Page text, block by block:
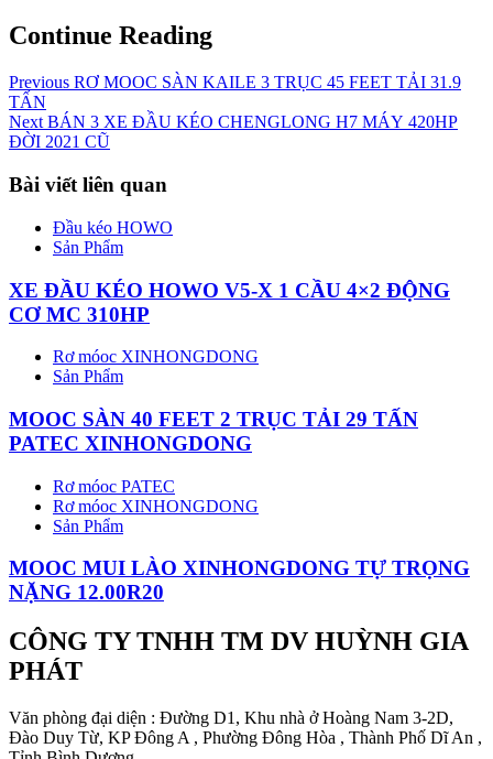
Continue Reading
Previous RƠ MOOC SÀN KAILE 3 TRỤC 45 FEET TẢI 31.9
TẤN
Next BÁN 3 XE ĐẦU KÉO CHENGLONG H7 MÁY 420HP
ĐỜI 2021 CŨ
Bài viết liên quan
Đầu kéo HOWO
Sản Phẩm
XE ĐẦU KÉO HOWO V5-X 1 CẦU 4×2 ĐỘNG
CƠ MC 310HP
Rơ móoc XINHONGDONG
Sản Phẩm
MOOC SÀN 40 FEET 2 TRỤC TẢI 29 TẤN
PATEC XINHONGDONG
Rơ móoc PATEC
Rơ móoc XINHONGDONG
Sản Phẩm
MOOC MUI LÀO XINHONGDONG TỰ TRỌNG
NẶNG 12.00R20
CÔNG TY TNHH TM DV HUỲNH GIA
PHÁT
Văn phòng đại diện : Đường D1, Khu nhà ở Hoàng Nam 3-2D,
Đào Duy Từ, KP Đông A , Phường Đông Hòa , Thành Phố Dĩ An ,